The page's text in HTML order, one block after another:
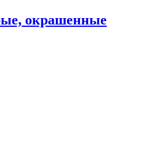
окрашенные